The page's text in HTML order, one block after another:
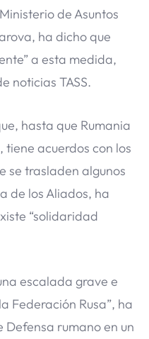
de Asuntos
ha dicho que
a esta medida,
noticias TASS.
hasta que Rumania
tiene acuerdos con los
se trasladen algunos
de los Aliados, ha
“solidaridad
escalada grave e
Federación Rusa”, ha
rumano en un